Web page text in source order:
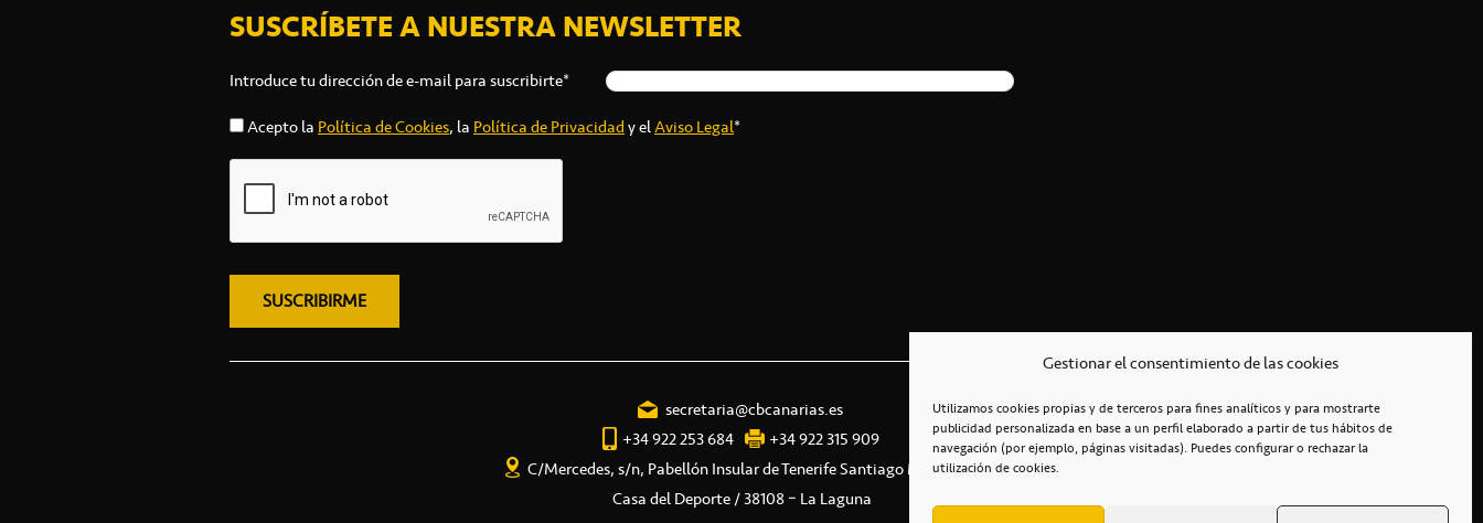
Gestionar el consentimiento de las cookies
Utilizamos cookies propias y de terceros para fines analíticos y para mostrarte
publicidad personalizada en base a un perfil elaborado a partir de tus hábitos de
navegación (por ejemplo, páginas visitadas). Puedes configurar o rechazar la
utilización de cookies.
SUSCRÍBETE A NUESTRA NEWSLETTER
Introduce tu dirección de e-mail para suscribirte*
Acepto la Política de Cookies, la Política de Privacidady elAviso Legal*
secretaria@cbcanarias.es
+34 922 253 684
+34 922 315 909
C/Mercedes, s/n, Pabellón Insular de Tenerife Santiago Martín
Casa del Deporte / 38108 – La Laguna